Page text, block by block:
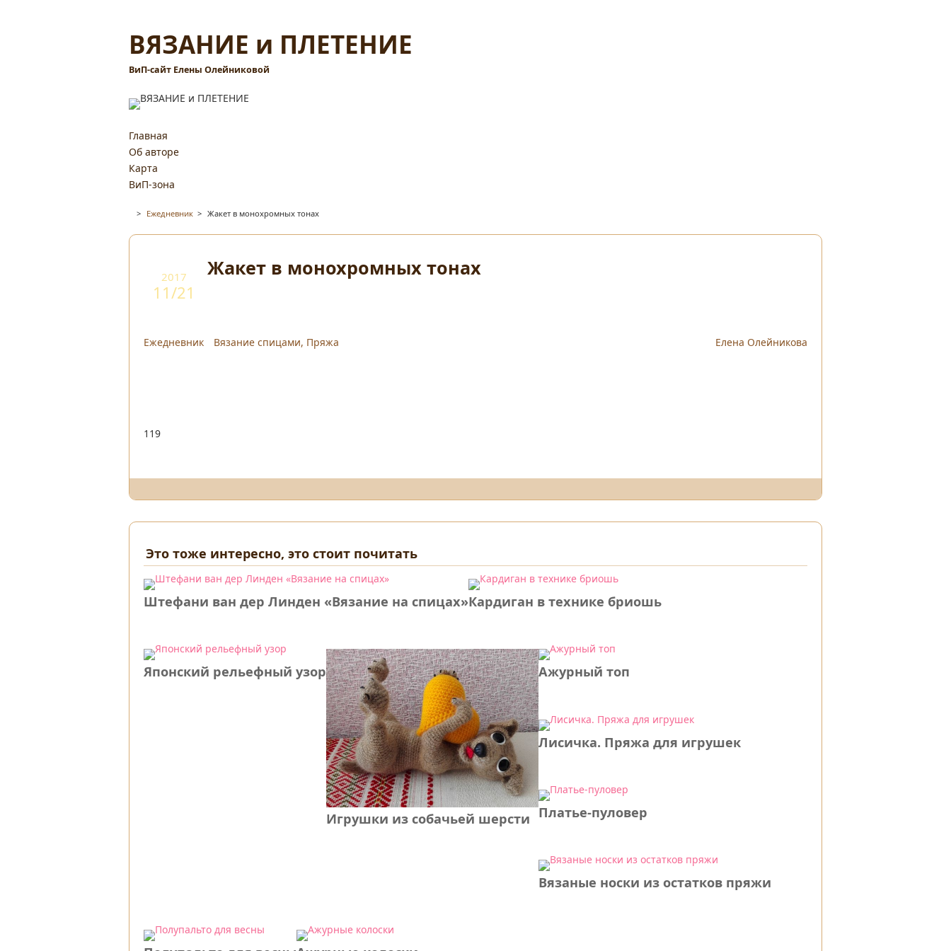
ВЯЗАНИЕ и ПЛЕТЕНИЕ
ВиП-сайт Елены Олейниковой
Главная
Об авторе
Карта
ВиП-зона
> Ежедневник > Жакет в монохромных тонах
2017
11/21
Жакет в монохромных тонах
Ежедневник Вязание спицами, Пряжа Елена Олейникова
119
Это тоже интересно, это стоит почитать
Штефани ван дер Линден «Вязание на спицах»Кардиган в технике бриошь
Японский рельефный узор
Игрушки из собачьей шерсти
Ажурный топ
Лисичка. Пряжа для игрушек
Платье-пуловер
Вязаные носки из остатков пряжи